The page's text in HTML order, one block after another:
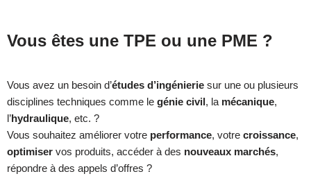
Vous êtes une TPE ou une PME ?
Vous avez un besoin d’études d’ingénierie sur une ou plusieurs
disciplines techniques comme le génie civil, la mécanique,
l’hydraulique, etc. ?
Vous souhaitez améliorer votre performance, votre croissance,
optimiser vos produits, accéder à des nouveaux marchés,
répondre à des appels d’offres ?